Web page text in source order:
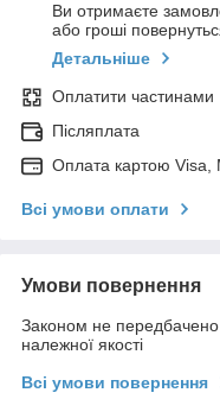
Ви отримаєте
або гроші
Детальніше
Оплатити частинами
Післяплата
Оплата картою Visa,
Всі умови оплати
Умови повернення
Законом не
належної якості
Всі умови повернення